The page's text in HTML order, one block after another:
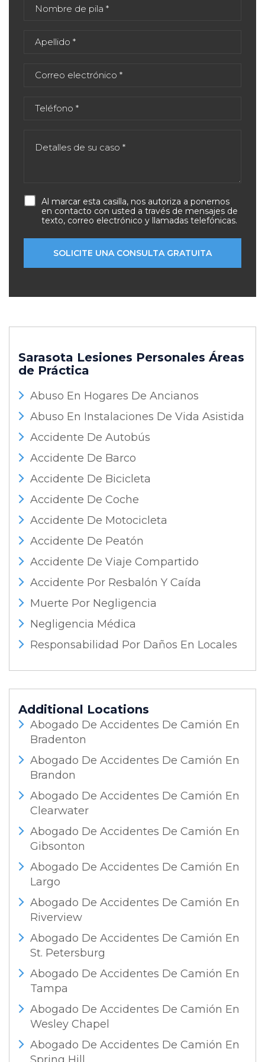
Al marcar esta casilla, nos autoriza a ponernos
en contacto con usted a través de mensajes de
texto, correo electrónico y llamadas telefónicas.
Sarasota Lesiones Personales Áreas
de Práctica
Abuso En Hogares De Ancianos
Abuso En Instalaciones De Vida Asistida
Accidente De Autobús
Accidente De Barco
Accidente De Bicicleta
Accidente De Coche
Accidente De Motocicleta
Accidente De Peatón
Accidente De Viaje Compartido
Accidente Por Resbalón Y Caída
Muerte Por Negligencia
Negligencia Médica
Responsabilidad Por Daños En Locales
Additional Locations
Abogado De Accidentes De Camión En
Bradenton
Abogado De Accidentes De Camión En
Brandon
Abogado De Accidentes De Camión En
Clearwater
Abogado De Accidentes De Camión En
Gibsonton
Abogado De Accidentes De Camión En
Largo
Abogado De Accidentes De Camión En
Riverview
Abogado De Accidentes De Camión En
St. Petersburg
Abogado De Accidentes De Camión En
Tampa
Abogado De Accidentes De Camión En
Wesley Chapel
Abogado De Accidentes De Camión En